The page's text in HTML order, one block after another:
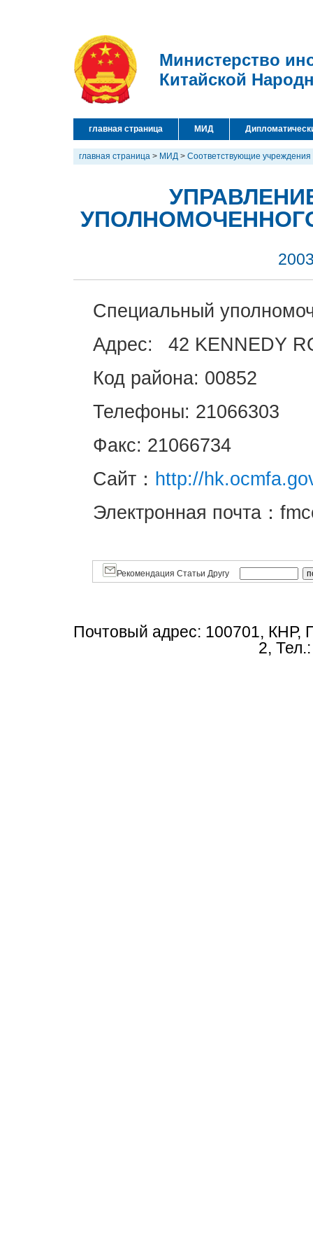
Министерство
Китайской
главная страница МИД
главная страница > МИД > Соответствующие учреждения
Специальный
Адрес: 42 KENNEDY
Код района: 00852
Телефоны: 21066303
Факс: 21066734
Сайт： http://
Электронная почта：
Рекомендация Статьи Другу
Почтовый адрес: 100701, КНР,
2,